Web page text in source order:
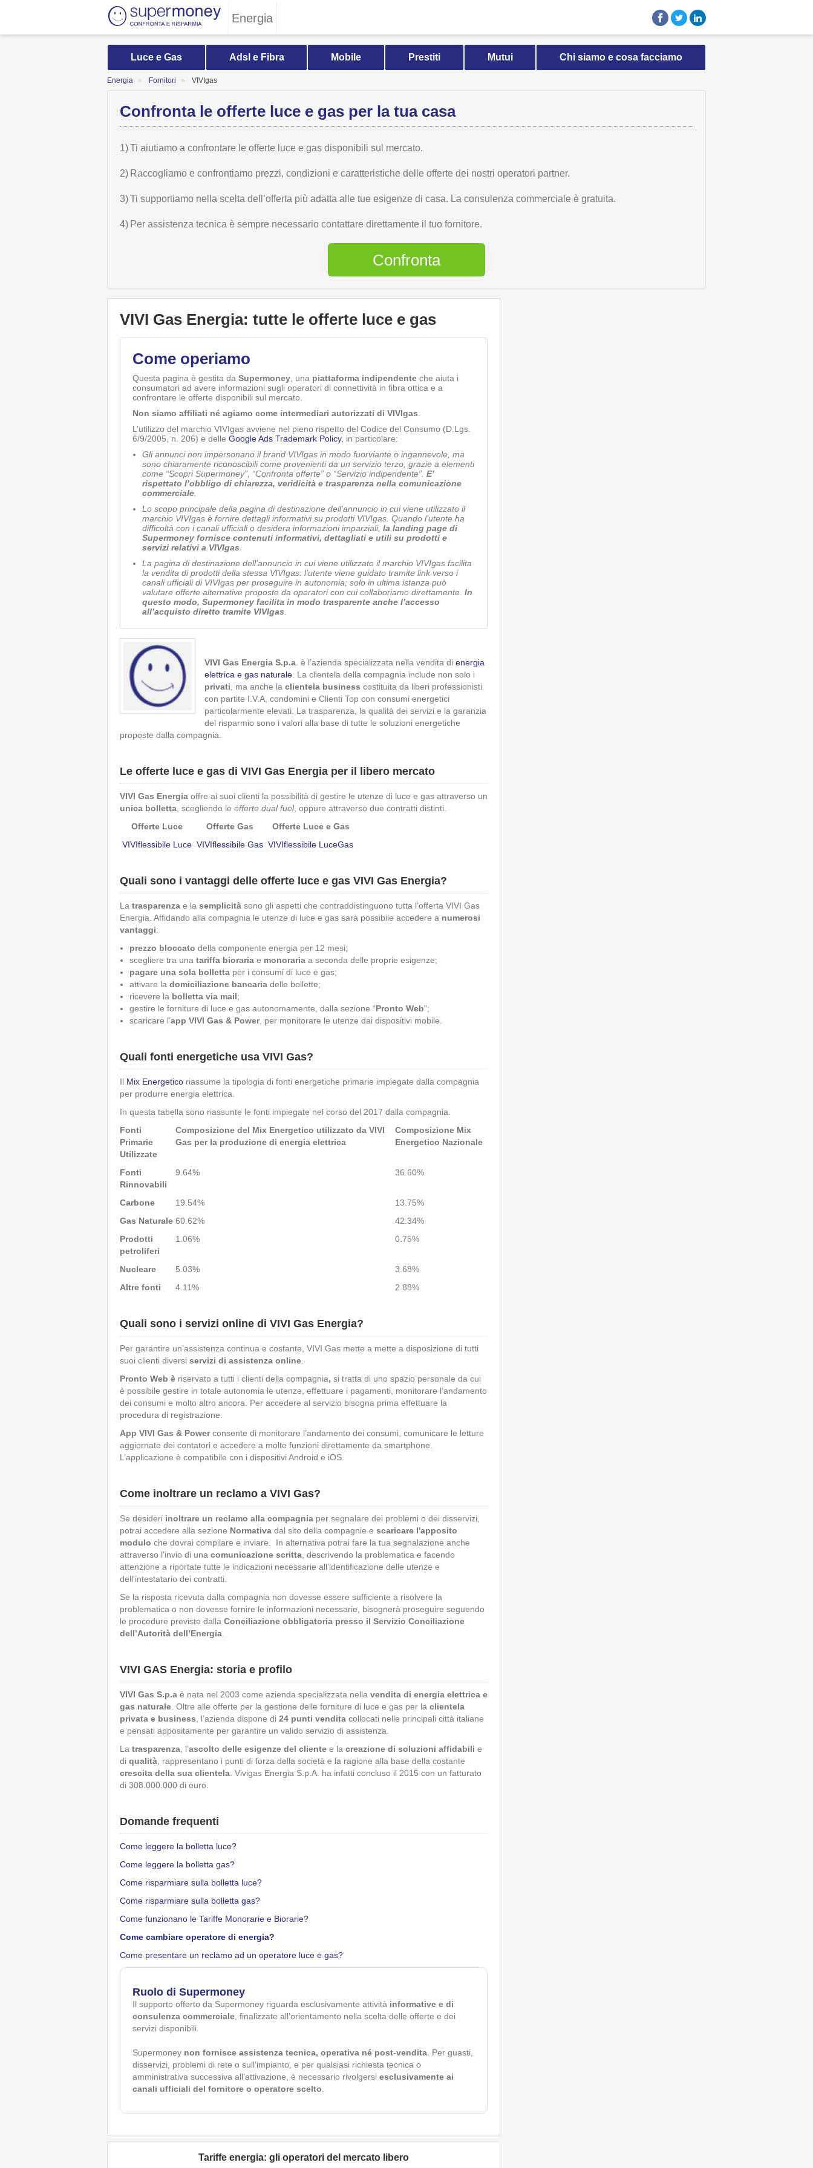
Energia
Luce e Gas Adsl e Fibra Mobile Prestiti Mutui Chi siamo e cosa facciamo
Energia Fornitori VIVIgas
Confronta le offerte luce e gas per la tua casa
1)Ti aiutiamo a confrontare le offerte luce e gas disponibili sul mercato.
2) Raccogliamo e confrontiamo prezzi, condizioni e caratteristiche delle offerte dei nostri operatori partner.
3)Ti supportiamo nella scelta dell’offerta più adatta alle tue esigenze di casa. La consulenza commerciale è gratuita.
4) Per assistenza tecnica è sempre necessario contattare direttamente il tuo fornitore.
Confronta
VIVI Gas Energia: tutte le offerte luce e gas
Come operiamo
Questa pagina è gestita da Supermoney , una piattaforma indipendente che aiuta i
consumatori ad avere informazioni sugli operatori di connettività in fibra ottica e a
confrontare le offerte disponibili sul mercato.
Non siamo affiliati né agiamo come intermediari autorizzati di VIVIgas
L’utilizzo del marchio VIVIgas avviene nel pieno rispetto del Codice del Consumo (D.Lgs.
6/9/2005, n. 206) e delle Google Ads Trademark Policy, in particolare:
Gli annunci non impersonano il brand VIVIgas in modo fuorviante o ingannevole, ma
sono chiaramente riconoscibili come provenienti da un servizio terzo, grazie a elementi
come “Scopri Supermoney”, “Confronta offerte” o “Servizio indipendente”. E’
rispettato l’obbligo di chiarezza, veridicità e trasparenza nella comunicazione
commerciale
Lo scopo principale della pagina di destinazione dell’annuncio in cui viene utilizzato il
marchio VIVIgas è fornire dettagli informativi su prodotti VIVIgas. Quando l’utente ha
difficoltà con i canali ufficiali o desidera informazioni imparziali, la landing page di
Supermoney fornisce contenuti informativi, dettagliati e utili su prodotti e
servizi relativi a VIVIgas
La pagina di destinazione dell’annuncio in cui viene utilizzato il marchio VIVIgas facilita
la vendita di prodotti della stessa VIVIgas: l’utente viene guidato tramite link verso i
canali ufficiali di VIVIgas per proseguire in autonomia; solo in ultima istanza può
valutare offerte alternative proposte da operatori con cui collaboriamo direttamente. In
questo modo, Supermoney facilita in modo trasparente anche l’accesso
all’acquisto diretto tramite VIVIgas
VIVI Gas Energia S.p.a . è l’azienda specializzata nella vendita di energia
elettrica e gas naturale . La clientela della compagnia include non solo i
privati , ma anche la clientela business costituita da liberi professionisti
con partite I.V.A, condomini e Clienti Top con consumi energetici
particolarmente elevati. La trasparenza, la qualità dei servizi e la garanzia
del risparmio sono i valori alla base di tutte le soluzioni energetiche
proposte dalla compagnia.
Le offerte luce e gas di VIVI Gas Energia per il libero mercato
VIVI Gas Energia offre ai suoi clienti la possibilità di gestire le utenze di luce e gas attraverso un
unica bolletta , scegliendo le offerte dual fuel, oppure attraverso due contratti distinti.
Offerte Luce
Offerte Gas
Offerte Luce e Gas
VIVIflessibile Luce VIVIflessibile Gas VIVIflessibile LuceGas
Quali sono i vantaggi delle offerte luce e gas VIVI Gas Energia?
La trasparenza e la semplicità sono gli aspetti che contraddistinguono tutta l’offerta VIVI Gas
Energia. Affidando alla compagnia le utenze di luce e gas sarà possibile accedere a numerosi
vantaggi:
prezzo bloccato della componente energia per 12 mesi;
scegliere tra una tariffa bioraria e monoraria a seconda delle proprie esigenze;
pagare una sola bolletta per i consumi di luce e gas;
attivare la domiciliazione bancaria delle bollette;
ricevere la bolletta via mail;
gestire le forniture di luce e gas autonomamente, dalla sezione “Pronto Web”;
scaricare l’app VIVI Gas & Power, per monitorare le utenze dai dispositivi mobile.
Quali fonti energetiche usa VIVI Gas?
Il Mix Energetico riassume la tipologia di fonti energetiche primarie impiegate dalla compagnia
per produrre energia elettrica.
In questa tabella sono riassunte le fonti impiegate nel corso del 2017 dalla compagnia.
Fonti
Primarie
Utilizzate
Composizione del Mix Energetico utilizzato da VIVI
Gas per la produzione di energia elettrica
Composizione Mix
Energetico Nazionale
Fonti
Rinnovabili
9.64% 36.60%
Carbone 19.54%
13.75%
Gas Naturale 60.62%
42.34%
Prodotti
petroliferi
1.06% 0.75%
Nucleare 5.03%
3.68%
Altre fonti
4.11% 2.88%
Quali sono i servizi online di VIVI Gas Energia?
Per garantire un’assistenza continua e costante, VIVI Gas mette a mette a disposizione di tutti
suoi clienti diversi servizi di assistenza online
Pronto Web è riservato a tutti i clienti della compagnia, si tratta di uno spazio personale da cui
è possibile gestire in totale autonomia le utenze, effettuare i pagamenti, monitorare l’andamento
dei consumi e molto altro ancora. Per accedere al servizio bisogna prima effettuare la
procedura di registrazione.
App VIVI Gas & Powerconsente di monitorare l’andamento dei consumi, comunicare le letture
aggiornate dei contatori e accedere a molte funzioni direttamente da smartphone.
L’applicazione è compatibile con i dispositivi Android e iOS.
Come inoltrare un reclamo a VIVI Gas?
Se desideri inoltrare un reclamo alla compagnia per segnalare dei problemi o dei disservizi,
potrai accedere alla sezione Normativa dal sito della compagnie e scaricare l'apposito
modulo che dovrai compilare e inviare. In alternativa potrai fare la tua segnalazione anche
attraverso l’invio di una comunicazione scritta , descrivendo la problematica e facendo
attenzione a riportate tutte le indicazioni necessarie all’identificazione delle utenze e
dell'intestatario dei contratti.
Se la risposta ricevuta dalla compagnia non dovesse essere sufficiente a risolvere la
problematica o non dovesse fornire le informazioni necessarie, bisognerà proseguire seguendo
le procedure previste dalla Conciliazione obbligatoria presso il Servizio Conciliazione
dell’Autorità dell’Energia
VIVI GAS Energia: storia e profilo
VIVI Gas S.p.a è nata nel 2003 come azienda specializzata nella vendita di energia elettrica e
gas naturale . Oltre alle offerte per la gestione delle forniture di luce e gas per la clientela
privata e business , l’azienda dispone di 24 punti vendita collocati nelle principali città italiane
e pensati appositamente per garantire un valido servizio di assistenza.
La trasparenza , l’ascolto delle esigenze del cliente e la creazione di soluzioni affidabili e
di qualità , rappresentano i punti di forza della società e la ragione alla base della costante
crescita della sua clientela . Vivigas Energia S.p.A. ha infatti concluso il 2015 con un fatturato
di 308.000.000 di euro.
Domande frequenti
Come leggere la bolletta luce?
Come leggere la bolletta gas?
Come risparmiare sulla bolletta luce?
Come risparmiare sulla bolletta gas?
Come funzionano le Tariffe Monorarie e Biorarie?
Come cambiare operatore di energia?
Come presentare un reclamo ad un operatore luce e gas?
Ruolo di Supermoney
Il supporto offerto da Supermoney riguarda esclusivamente attività informative e di
consulenza commerciale , finalizzate all’orientamento nella scelta delle offerte e dei
servizi disponibili.
Supermoney non fornisce assistenza tecnica, operativa né post-vendita . Per guasti,
disservizi, problemi di rete o sull’impianto, e per qualsiasi richiesta tecnica o
amministrativa successiva all’attivazione, è necessario rivolgersi esclusivamente ai
canali ufficiali del fornitore o operatore scelto
Tariffe energia: gli operatori del mercato libero